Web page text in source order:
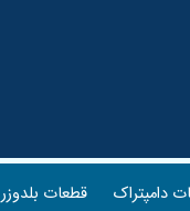
دامپتراک قطعات بلدوزر